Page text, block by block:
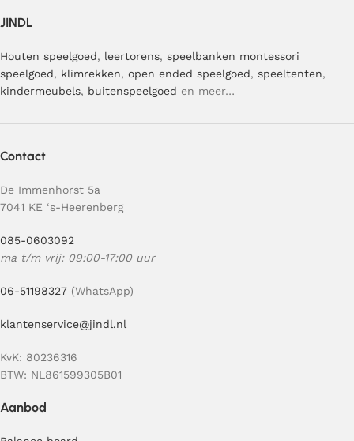
JINDL
Houten speelgoed, leertorens, speelbanken montessori
speelgoed, klimrekken, open ended speelgoed, speeltenten,
kindermeubels, buitenspeelgoed en meer…
Contact
De Immenhorst 5a
7041 KE ‘s-Heerenberg
085-0603092
ma t/m vrij: 09:00-17:00 uur
06-51198327 (WhatsApp)
klantenservice@jindl.nl
KvK: 80236316
BTW: NL861599305B01
Aanbod